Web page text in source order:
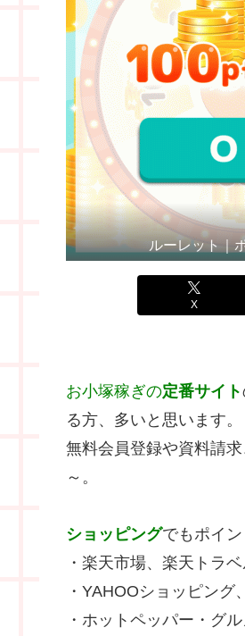
ルーレット｜
X
お小塚稼ぎの定番サイト
る方、多いと思います。
無料会員登録や資料請
～。
ショッピングでもポイン
・楽天市場、楽天トラ
・YAHOOショッピン
・ホットペッパー・グ